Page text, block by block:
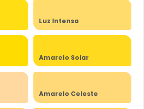
Luz Intensa
Amarelo Solar
Amarelo Celeste